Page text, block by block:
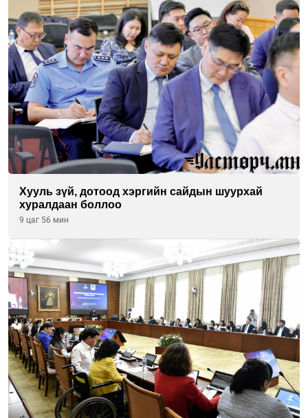
Хууль зүй, дотоод хэргийн сайдын шуурхай
хуралдаан боллоо
9 цаг 56 мин